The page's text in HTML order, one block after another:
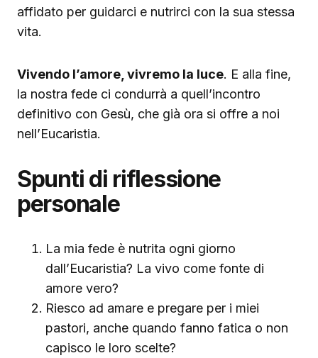
affidato per guidarci e nutrirci con la sua stessa
vita.
Vivendo l’amore, vivremo la luce. E alla fine,
la nostra fede ci condurrà a quell’incontro
definitivo con Gesù, che già ora si offre a noi
nell’Eucaristia.
Spunti di riflessione
personale
La mia fede è nutrita ogni giorno
dall’Eucaristia? La vivo come fonte di
amore vero?
Riesco ad amare e pregare per i miei
pastori, anche quando fanno fatica o non
capisco le loro scelte?